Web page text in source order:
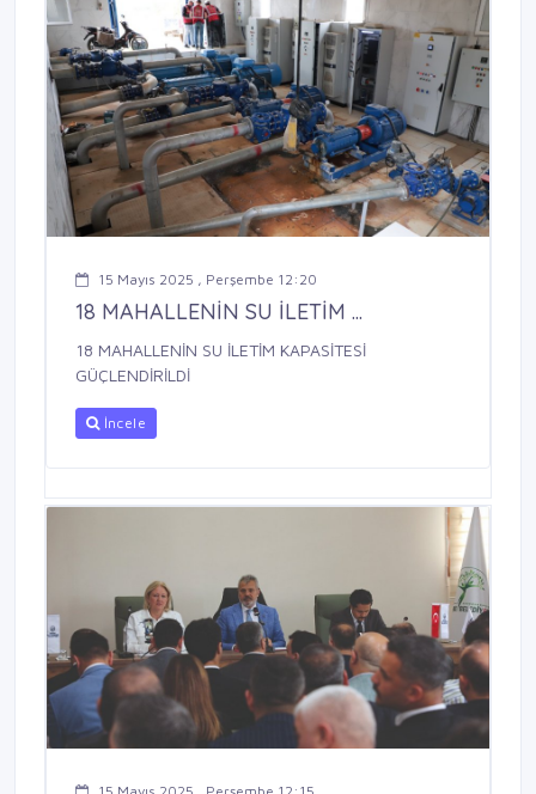
15 Mayıs 2025 , Perşembe 12:20
18 MAHALLENİN SU İLETİM ...
18 MAHALLENİN SU İLETİM KAPASİTESİ
GÜÇLENDİRİLDİ
İncele